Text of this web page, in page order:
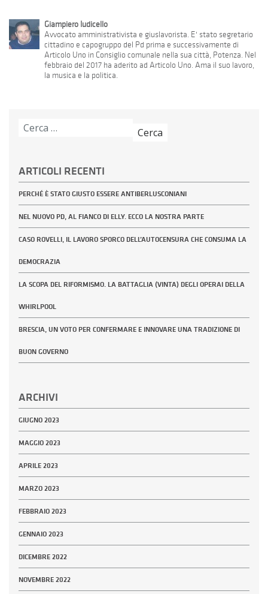
Giampiero Iudicello
Avvocato amministrativista e giuslavorista. E' stato segretario
cittadino e capogruppo del Pd prima e successivamente di
Articolo Uno in Consiglio comunale nella sua città, Potenza. Nel
febbraio del 2017 ha aderito ad Articolo Uno. Ama il suo lavoro,
la musica e la politica.
Ricerca
ARTICOLI RECENTI
PERCHÉ È STATO GIUSTO ESSERE ANTIBERLUSCONIANI
NEL NUOVO PD, AL FIANCO DI ELLY. ECCO LA NOSTRA PARTE
CASO ROVELLI, IL LAVORO SPORCO DELL’AUTOCENSURA CHE CONSUMA LA
DEMOCRAZIA
LA SCOPA DEL RIFORMISMO. LA BATTAGLIA (VINTA) DEGLI OPERAI DELLA
WHIRLPOOL
BRESCIA, UN VOTO PER CONFERMARE E INNOVARE UNA TRADIZIONE DI
BUON GOVERNO
ARCHIVI
GIUGNO 2023
MAGGIO 2023
APRILE 2023
MARZO 2023
FEBBRAIO 2023
GENNAIO 2023
DICEMBRE 2022
NOVEMBRE 2022